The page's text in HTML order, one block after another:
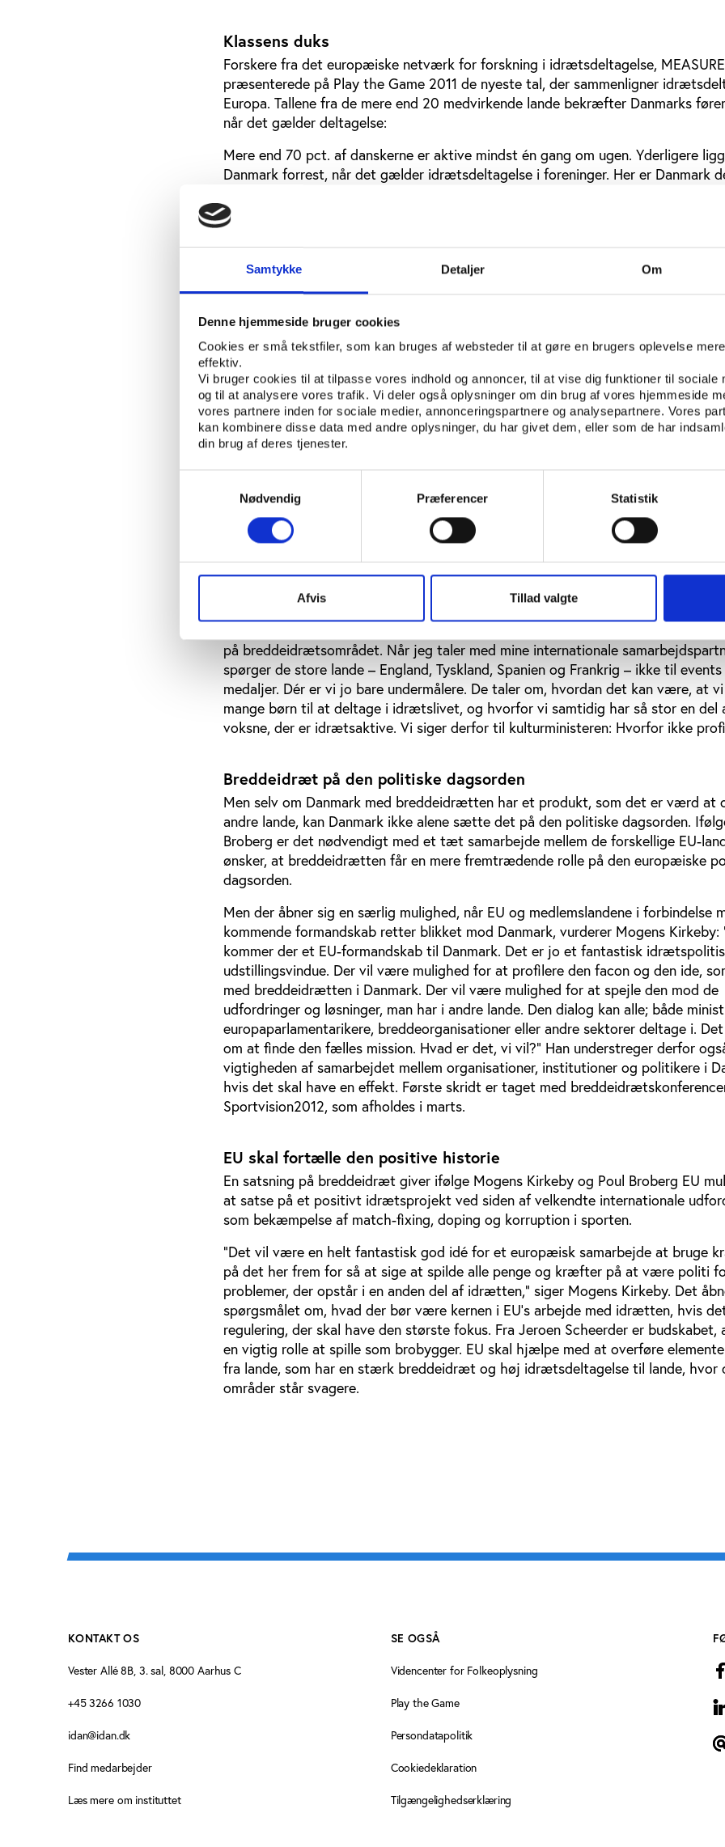
Samtykke Detaljer Om
Denne hjemmeside bruger cookies
Cookies er små tekstfiler, som kan bruges af websteder til at gøre en brugers oplevelse mere
effektiv.
Vi bruger cookies til at tilpasse vores indhold og annoncer, til at vise dig funktioner til sociale
og til at analysere vores trafik. Vi deler også oplysninger om din brug af vores hjemmeside
vores partnere inden for sociale medier, annonceringspartnere og analysepartnere. Vores
kan kombinere disse data med andre oplysninger, du har givet dem, eller som de har
din brug af deres tjenester.
Nødvendig
Præferencer Statistik
Afvis Tillad valgte
Klassens duks
Forskere fra det europæiske netværk for forskning i idrætsdeltagelse,
præsenterede på Play the Game 2011 de nyeste tal, der sammenligner
Europa. Tallene fra de mere end 20 medvirkende lande bekræfter Danmarks
når det gælder deltagelse:
Mere end 70 pct. af danskerne er aktive mindst én gang om ugen. Yderligere
Danmark forrest, når det gælder idrætsdeltagelse i foreninger. Her er Danmark
Unikt for Danmark er samtidig, at kvinderne er mere idrætsaktive end mændene.
medvirkende lande er det stadig mændene, der topper. I det hele taget ligger de
skandinaviske lande foran resten af Europa på breddeidrætsområdet, i
forhold til lande i Syd- og Østeuropa. Derfor peger en af personerne bag
netværket, professor på området for idrætspolitik, Jeroen Scheerder fra
inspiration for andre lande: ”Hvorfor ikke forsøge at implementere en
de her Middelhavslande og i Østeuropa? Østeuropa har f.eks. ingen ’sport for
nu, så det er svært for dem. Måske de skulle se, hvad der sker i resten af Europa,
har større succes med at styrke breddeidrætten,” sagde Jeroen Scheerder til
præsentation på konferencen.
Danmarks bedste salgsvare
International Sport & Culture Association (ISCA), oplever, at Danmark på
breddeidrætsområdet kan noget, som andre lande kan bruge.
gælder både i forhold til mængden af aktive og niveauet for frivillighed,
kvalitativt,” siger Mogens Kirkeby. Derfor er det også vigtigt at overveje, hvordan
Danmark skal profilere sig på den internationale politiske idrætsscene, mener Poul
på breddeidrætsområdet. Når jeg taler med mine internationale
spørger de store lande – England, Tyskland, Spanien og Frankrig – ikke til
medaljer. Dér er vi jo bare undermålere. De taler om, hvordan det kan være, at
mange børn til at deltage i idrætslivet, og hvorfor vi samtidig har så stor en del
voksne, der er idrætsaktive. Vi siger derfor til kulturministeren: Hvorfor ikke
Breddeidræt på den politiske dagsorden
Men selv om Danmark med breddeidrætten har et produkt, som det er værd at
andre lande, kan Danmark ikke alene sætte det på den politiske dagsorden.
Broberg er det nødvendigt med et tæt samarbejde mellem de forskellige EU-
ønsker, at breddeidrætten får en mere fremtrædende rolle på den europæiske
dagsorden.
Men der åbner sig en særlig mulighed, når EU og medlemslandene i forbindelse
kommende formandskab retter blikket mod Danmark, vurderer Mogens Kirkeby:
kommer der et EU-formandskab til Danmark. Det er jo et fantastisk
udstillingsvindue. Der vil være mulighed for at profilere den facon og den ide,
med breddeidrætten i Danmark. Der vil være mulighed for at spejle den mod de
udfordringer og løsninger, man har i andre lande. Den dialog kan alle; både
europaparlamentarikere, breddeorganisationer eller andre sektorer deltage i.
om at finde den fælles mission. Hvad er det, vi vil?” Han understreger derfor
vigtigheden af samarbejdet mellem organisationer, institutioner og politikere i
hvis det skal have en effekt. Første skridt er taget med
Sportvision2012, som afholdes i marts.
EU skal fortælle den positive historie
En satsning på breddeidræt giver ifølge Mogens Kirkeby og Poul Broberg EU
at satse på et positivt idrætsprojekt ved siden af velkendte internationale
som bekæmpelse af match-fixing, doping og korruption i sporten.
”Det vil være en helt fantastisk god idé for et europæisk samarbejde at bruge
på det her frem for så at sige at spilde alle penge og kræfter på at være politi
problemer, der opstår i en anden del af idrætten,” siger Mogens Kirkeby. Det
spørgsmålet om, hvad der bør være kernen i EU’s arbejde med idrætten, hvis
regulering, der skal have den største fokus. Fra Jeroen Scheerder er budskabet,
en vigtig rolle at spille som brobygger. EU skal hjælpe med at overføre
fra lande, som har en stærk breddeidræt og høj idrætsdeltagelse til lande, hvor
områder står svagere.
KONTAKT OS
Vester Allé 8B, 3. sal, 8000 Aarhus C
+45 3266 1030
idan@idan.dk
Find medarbejder
Læs mere om instituttet
SE OGSÅ
Videncenter for Folkeoplysning
Play the Game
Persondatapolitik
Cookiedeklaration
Tilgængelighedserklæring